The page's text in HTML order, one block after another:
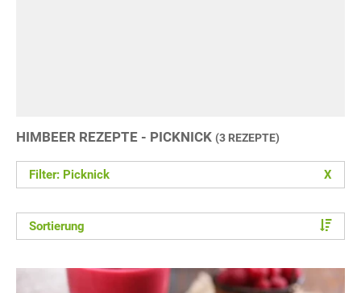
HIMBEER REZEPTE - PICKNICK (3 REZEPTE)
Filter: Picknick X
Sortierung